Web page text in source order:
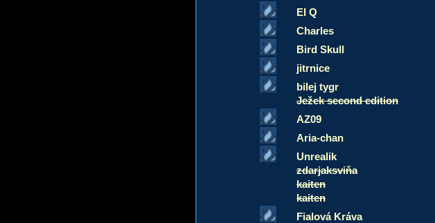
El Q
Charles
Bird Skull
jitrnice
bilej tygr
Ježek second edition
AZ09
Aria-chan
Unrealik
zdarjaksviňa
kaiten
kaiten
Fialová Kráva